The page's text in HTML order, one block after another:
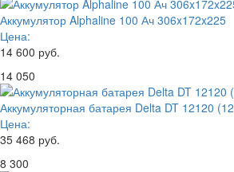
Аккумулятор Alphaline 100 Ач 306x172x225
Цена:
14 600 руб.
14 050
Аккумуляторная батарея Delta DT 12120
Цена:
35 468 руб.
8 300